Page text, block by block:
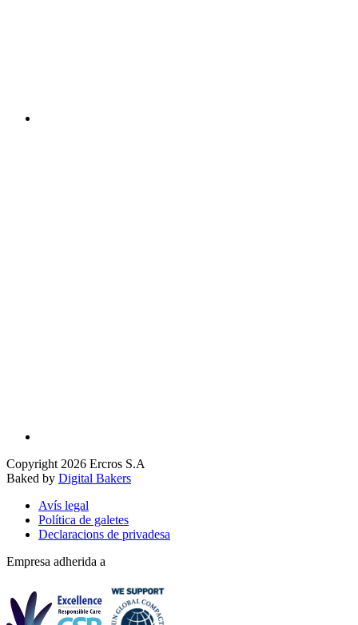
Copyright 2026 Ercros S.A
Baked by Digital Bakers
Avís legal
Política de galetes
Declaracions de privadesa
Empresa adherida a